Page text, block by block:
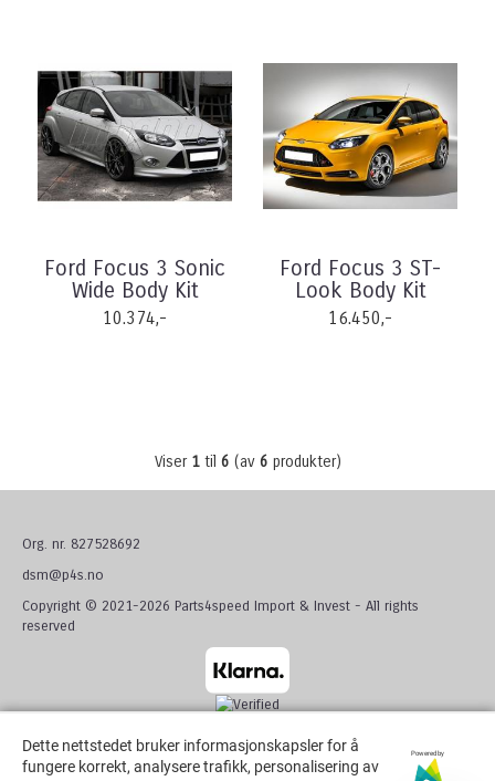
Ford Focus 3 Sonic
Wide Body Kit
10.374,-
Ford Focus 3 ST-
Look Body Kit
16.450,-
Viser 1til 6 (av 6 produkter)
Org. nr. 827528692
dsm@p4s.no
Copyright © 2021-2026 Parts4speed Import & Invest - All rights
reserved
Dette nettstedet bruker informasjonskapsler for å
fungere korrekt, analysere trafikk, personalisering av
Powered by
Dette nettstedet bruker informasjonskapsler for å
fungere korrekt, analysere trafikk, personalisering av
Powered by